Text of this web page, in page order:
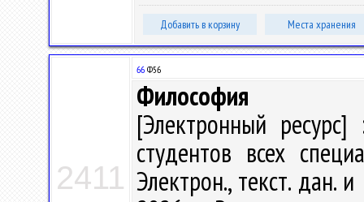
Добавить в корзину Места хранения
2411
66 Ф56
Философия
[Электронный ресурс]
студентов всех
Электрон., текст. дан.